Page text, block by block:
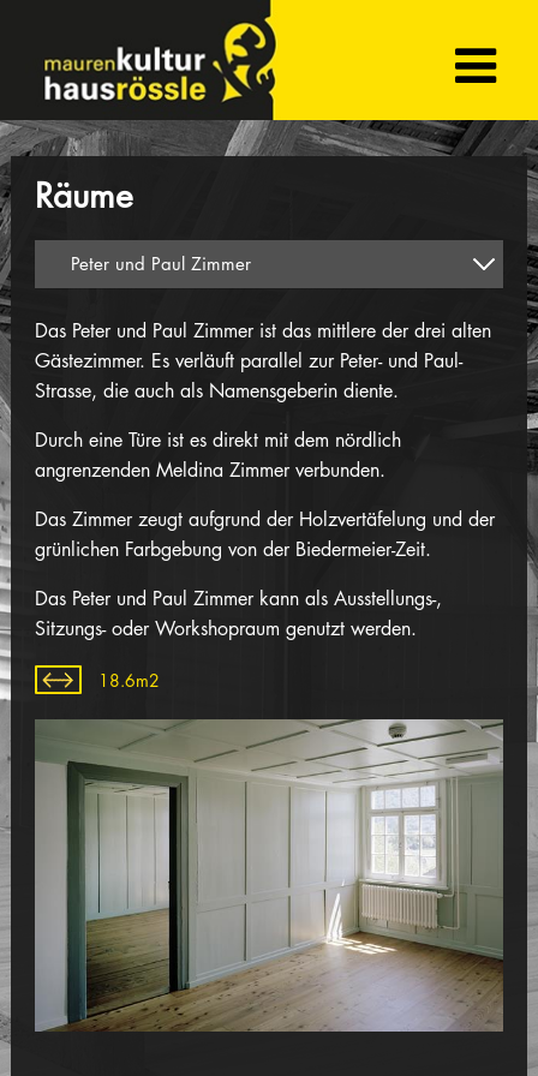
Räume
Das Peter und Paul Zimmer ist das mittlere der drei alten
Gästezimmer. Es verläuft parallel zur Peter- und Paul-
Strasse, die auch als Namensgeberin diente.
Durch eine Türe ist es direkt mit dem nördlich
angrenzenden Meldina Zimmer verbunden.
Das Zimmer zeugt aufgrund der Holzvertäfelung und der
grünlichen Farbgebung von der Biedermeier-Zeit.
Das Peter und Paul Zimmer kann als Ausstellungs-,
Sitzungs- oder Workshopraum genutzt werden.
18.6m2